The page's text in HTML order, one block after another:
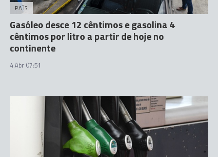
PAÍS
Gasóleo desce 12 cêntimos e gasolina 4
cêntimos por litro a partir de hoje no
continente
4 Abr 07:51